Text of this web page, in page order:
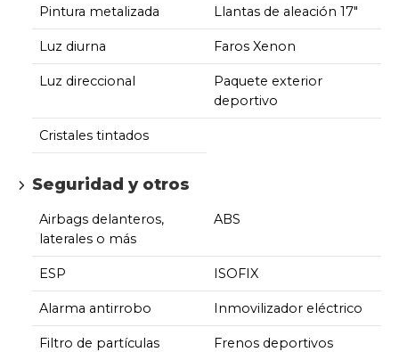
Pintura metalizada Llantas de aleación 17"
Luz diurna Faros Xenon
Luz direccional
Paquete exterior
deportivo
Cristales tintados
Seguridad y otros
Airbags delanteros,
laterales o más
ABS
ESP ISOFIX
Alarma antirrobo Inmovilizador eléctrico
Filtro de partículas Frenos deportivos